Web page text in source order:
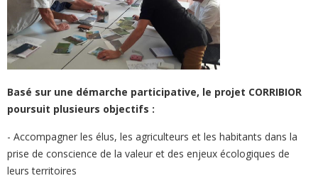
Basé sur une démarche participative, le projet CORRIBIOR
poursuit plusieurs objectifs :
- Accompagner les élus, les agriculteurs et les habitants dans la
prise de conscience de la valeur et des enjeux écologiques de
leurs territoires